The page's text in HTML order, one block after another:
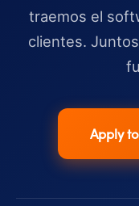
traemos el
clientes.
Apply